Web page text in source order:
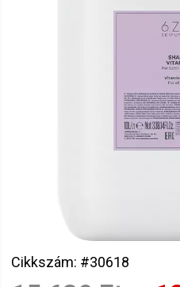
Cikkszám: #30618